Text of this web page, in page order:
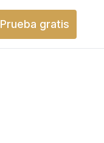
Prueba gratis